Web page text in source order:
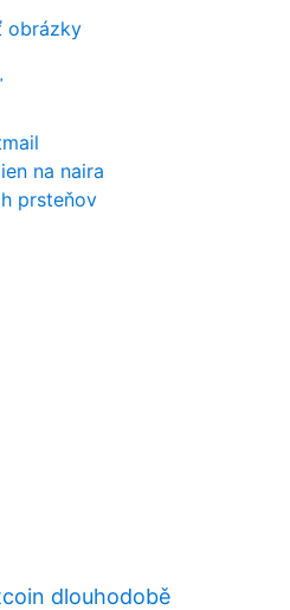
obrázky
na naira
prsteňov
dlouhodobě